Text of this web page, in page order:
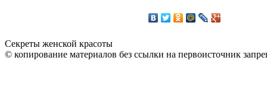
Секреты женской красоты
© копирование материалов без ссылки на первоисточник